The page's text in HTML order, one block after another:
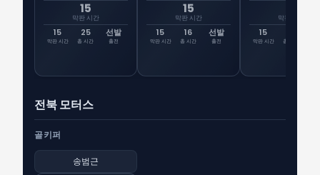
15
막판 시간
15
막판 시간
25
총 시간
선발
출전
15
막판 시간
15
막판 시간
16
총 시간
선발
출전
막판 시간
15
막판 시간 총 시간
전북 모터스
골키퍼
송범근